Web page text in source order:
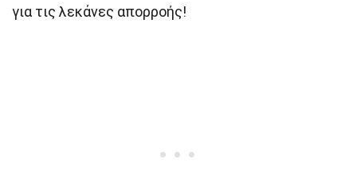
για τις λεκάνες απορροής!